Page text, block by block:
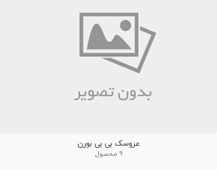
عروسک بی بی بورن
9 محصول